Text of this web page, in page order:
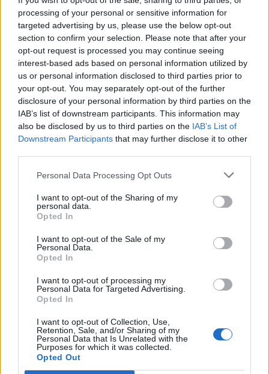
processing of your personal or sensitive information for
targeted advertising by us, please use the below opt-out
section to confirm your selection. Please note that after your
opt-out request is processed you may continue seeing
interest-based ads based on personal information utilized by
us or personal information disclosed to third parties prior to
your opt-out. You may separately opt-out of the further
disclosure of your personal information by third parties on the
IAB’s list of downstream participants. This information may
also be disclosed by us to third parties on the IAB’s List of
Downstream Participants that may further disclose it to other
Personal Data Processing Opt Outs
I want to opt-out of the Sharing of my
personal data.
Opted In
I want to opt-out of the Sale of my
Personal Data.
Opted In
I want to opt-out of processing my
Personal Data for Targeted Advertising.
Opted In
I want to opt-out of Collection, Use,
Retention, Sale, and/or Sharing of my
Personal Data that Is Unrelated with the
Purposes for which it was collected.
Opted Out
(δεξιά στη φωτογραφία) η οποία
πόζαρε χαμογελαστή στην αγκαλιά
του συντρόφου της, Αλέξανδρου
Πολυχρoνιάδη με τον οποίο εδώ και
αρκετό καιρό είναι ζευγάρι.